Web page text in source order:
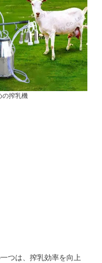
の搾乳機
つは、搾乳効率を向上